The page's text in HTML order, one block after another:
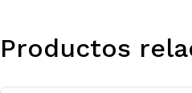
Productos